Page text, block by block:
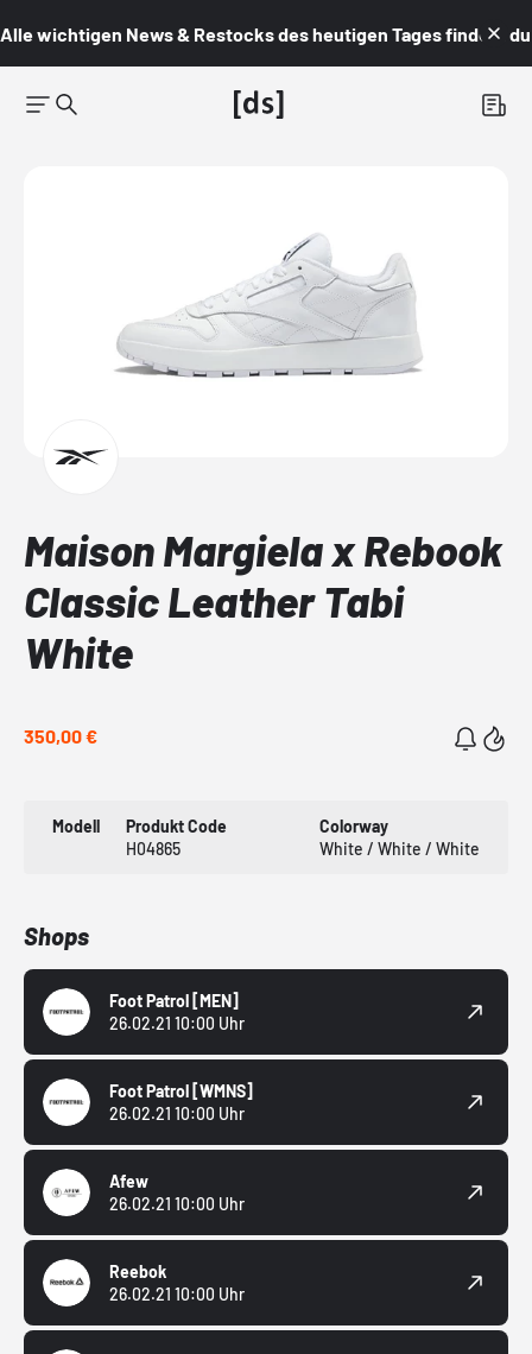
Alle wichtigen News & Restocks des heutigen Tages findest du
Maison Margiela x Rebook
Classic Leather Tabi
White
350,00 €
Modell
Produkt Code
H04865
Colorway
White / White / White
Shops
Foot Patrol [MEN]
26.02.21 10:00 Uhr
Foot Patrol [WMNS]
26.02.21 10:00 Uhr
Afew
26.02.21 10:00 Uhr
Reebok
26.02.21 10:00 Uhr